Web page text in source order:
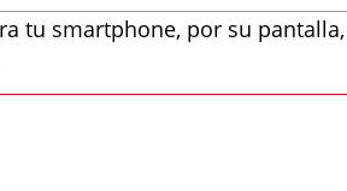
tu smartphone, por su pantalla,